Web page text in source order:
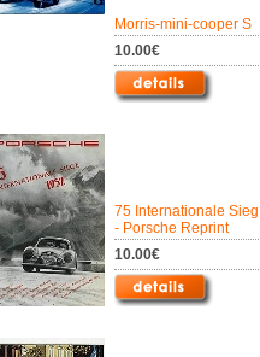
Morris-mini-cooper S
10.00€
75 Internationale
- Porsche Reprint
10.00€